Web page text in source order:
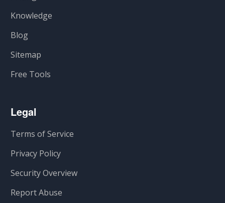
Knowledge
Blog
Sitemap
Free Tools
Legal
Terms of Service
Privacy Policy
Security Overview
Report Abuse